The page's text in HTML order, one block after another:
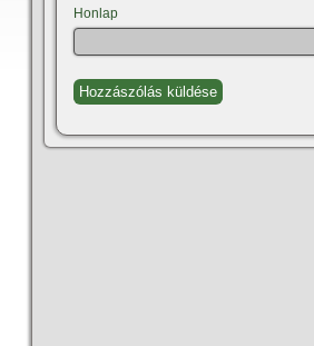
Honlap